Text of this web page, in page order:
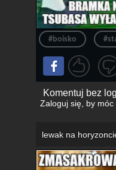
#boisko
Komentuj bez
Zaloguj się, by móc
lewak na